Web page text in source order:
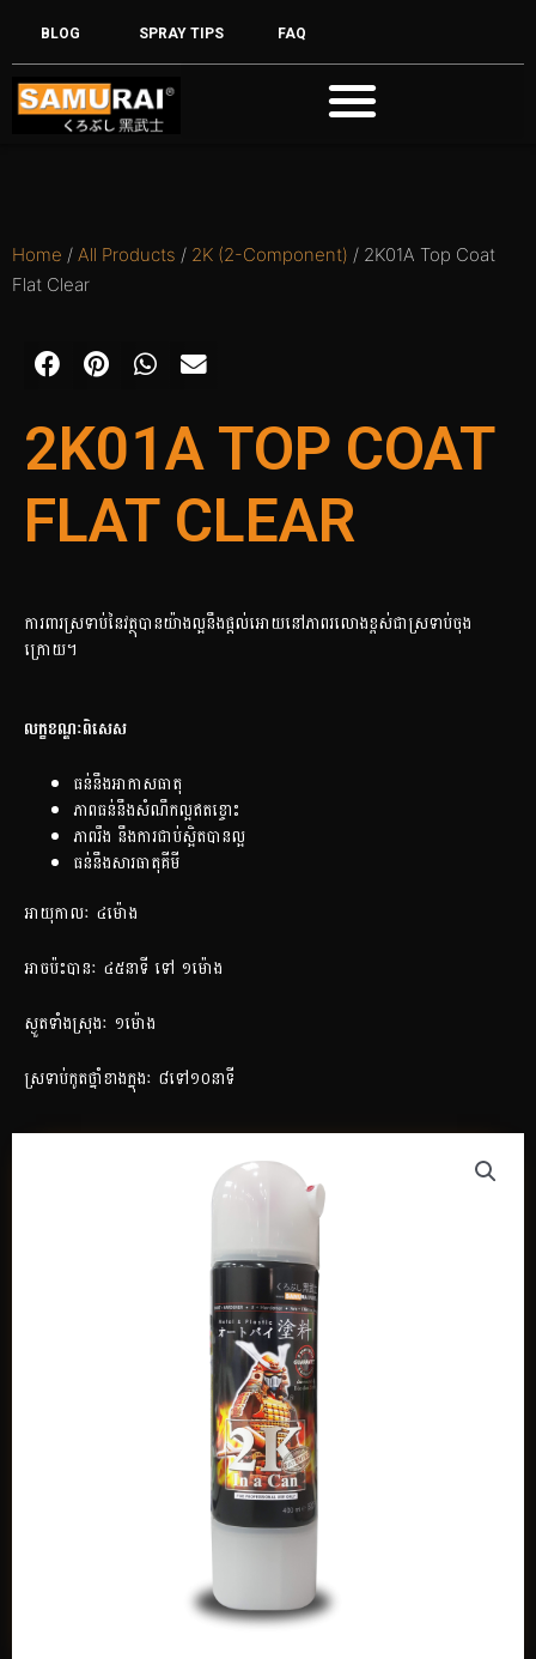
BLOG SPRAY TIPS FAQ
Home / All Products / 2K (2-Component) / 2K01A Top Coat
Flat Clear
2K01A TOP COAT
FLAT CLEAR
ការពារស្រទាប់នៃវត្ថុបានយ៉ាងល្អនឹងផ្តល់អោយនៅភាពរលោងខ្ពស់ជាស្រទាប់ចុង
ក្រោយ។
លក្ខខណ្ឌៈពិសេស
ធន់នឹងអាកាសធាតុ
ភាពធន់នឹងសំណឹកល្អឥតខ្ចោះ
ភាពរឹង នឹងការជាប់ស្អិតបានល្អ
ធន់នឹងសារធាតុគីមី
អាយុកាលៈ ៤ម៉ោង
អាចប៉ះបានៈ ៤៥នាទី ទៅ ១ម៉ោង
ស្ងួតទាំងស្រុងៈ ១ម៉ោង
ស្រទាប់កូតថ្នាំខាងក្នុងៈ ៨ទៅ១០នាទី